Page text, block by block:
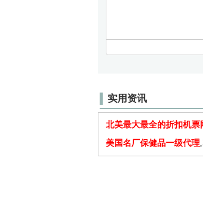
实用资讯
北美最大最全的折扣机票
美国名厂保健品一级代理